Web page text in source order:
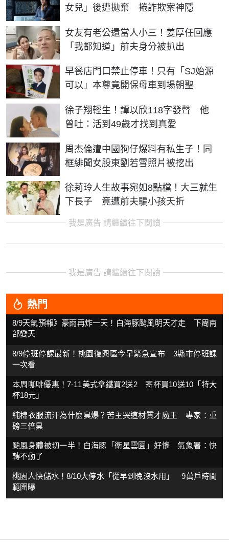
女兒」後遭拋棄 捲詐欺案神隱
女友有老公還當人小三！姜厚任回應
「我都知道」前夫身分被扒出
早餐店門口禁止停車！只有「SJ始源
可以」本尊竟開保母車到場朝聖
徐子翔輕生！譚以欣118字發聲 他
曾吐：活到49歲才找到真愛
周杰倫遭中國狗仔爆料有私生子！同
框緋聞女股東劉若雪照片被挖出
徐莉玲人生故事宛如8點檔！大三就生
下長子 竟遭前夫騙小孩夭折
我是廣告 請繼續往下閱讀
我是廣告 請繼續往下閱讀
熱門
8/9天氣預報》豪雨再炸一天！白海豚颱風明天才走 下周南
部變天
8/9停班停課最新！桃園復興區今早緊急宣布 3縣市停班課
一次看
本周咖啡優惠！7-11美式拿鐵買2送2 寄杯買10送10「特大
杯18元」
純棉衣服流汗為什麼臭爆？苦主哭這材質才魔王 專家：重
磅三倍臭
颱風身體被切一半！白海豚「衛星雲圖」好慘 氣象署：快
轉不動了
桃園人快儲水！8/10大停水「從早到晚沒水用」 9萬戶時間
範圍曝